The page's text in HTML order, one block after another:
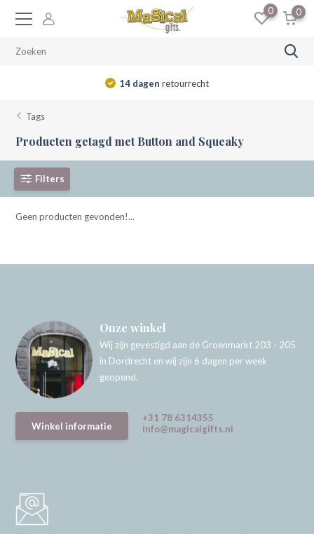
0 0
14 dagen retourrecht
Tags
Producten getagd met Button and Squeaky
Filters
Geen producten gevonden!...
Onze winkel
Wij zijn gevestigd aan de Groenmarkt 203 - 205
in Dordrecht en wij zijn 6 dagen per week
geopend.
Winkel informatie
+31 78 6314355
info@magicalgifts.nl